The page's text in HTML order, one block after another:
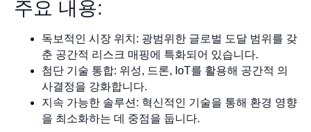
주요 내용:
독보적인 시장 위치: 광범위한 글로벌 도달 범위를 갖
춘 공간적 리스크 매핑에 특화되어 있습니다.
첨단 기술 통합: 위성, 드론, IoT를 활용해 공간적 의
사결정을 강화합니다.
지속 가능한 솔루션: 혁신적인 기술을 통해 환경 영향
을 최소화하는 데 중점을 둡니다.